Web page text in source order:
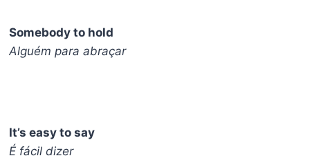
Somebody to hold
Alguém para abraçar
It’s easy to say
É fácil dizer